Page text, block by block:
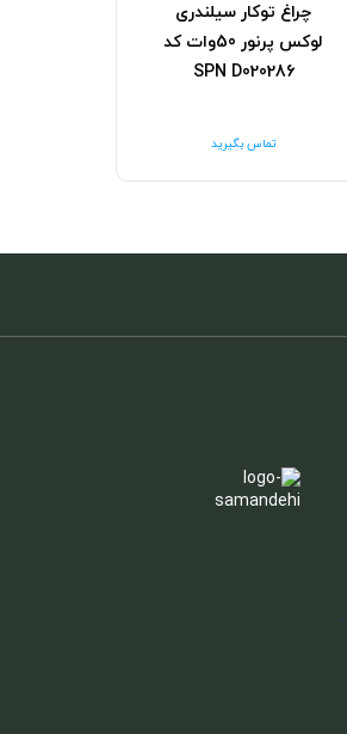
چراغ توکار سیلندری
لوکس پرنور 50وات کد
SPN D020286
تماس بگیرید